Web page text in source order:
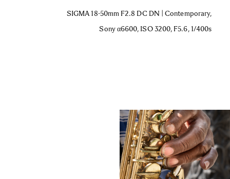
SIGMA 18-50mm F2.8 DC DN | Contemporary,
Sony α6600, ISO 3200, F5.6, 1/400s